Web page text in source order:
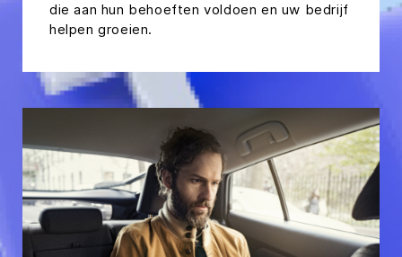
die aan hun behoeften voldoen en uw bedrijf
helpen groeien.